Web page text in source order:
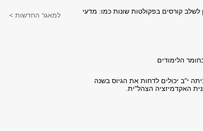
לשלב קורסים בפקולטות שונות כמו: מדעי
הלימודים
י"ב יכולים לדחות את הגיוס בשנה
האקדמיזציה הצהל"ית.
למאגר החדשות >